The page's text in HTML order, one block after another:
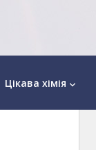
Цікава хімія keyboard_arrow_down